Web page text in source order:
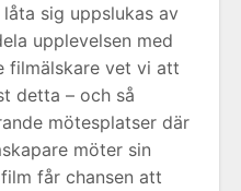
sig uppslukas av
upplevelsen med
filmälskare vet vi att
detta – och så
mötesplatser där
möter sin
får chansen att